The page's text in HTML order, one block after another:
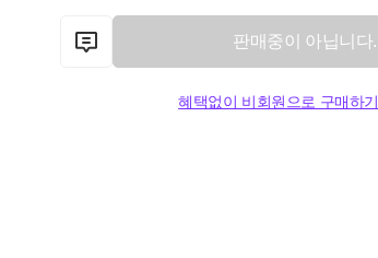
판매중이 아닙니다.
혜택없이 비회원으로 구매하기